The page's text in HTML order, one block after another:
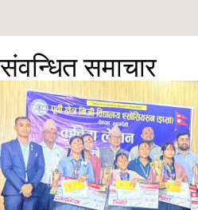
संवन्धित समाचार